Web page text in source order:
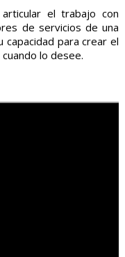
el trabajo con
de servicios de una
para crear el
lo desee.